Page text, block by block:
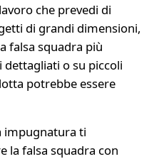
che prevedi di
di grandi dimensioni,
falsa squadra più
o su piccoli
potrebbe essere
impugnatura ti
la falsa squadra con